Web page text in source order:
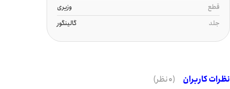
قطع
وزیری
جلد
گالینگور
نظرات کاربران (0 نظر)